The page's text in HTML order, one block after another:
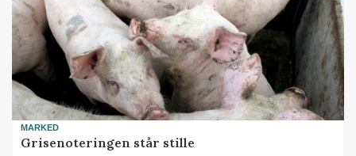
MARKED
Grisenoteringen står stille